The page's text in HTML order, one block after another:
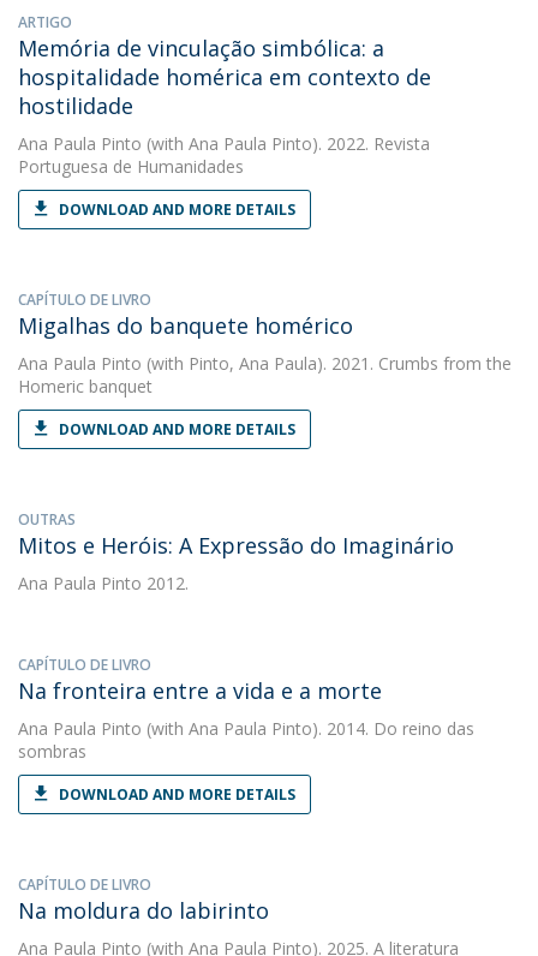
ARTIGO
Memória de vinculação simbólica: a
hospitalidade homérica em contexto de
hostilidade
Ana Paula Pinto (with Ana Paula Pinto). 2022. Revista
Portuguesa de Humanidades
DOWNLOAD AND MORE DETAILS
CAPÍTULO DE LIVRO
Migalhas do banquete homérico
Ana Paula Pinto (with Pinto, Ana Paula). 2021. Crumbs from the
Homeric banquet
DOWNLOAD AND MORE DETAILS
OUTRAS
Mitos e Heróis: A Expressão do Imaginário
Ana Paula Pinto 2012.
CAPÍTULO DE LIVRO
Na fronteira entre a vida e a morte
Ana Paula Pinto (with Ana Paula Pinto). 2014. Do reino das
sombras
DOWNLOAD AND MORE DETAILS
CAPÍTULO DE LIVRO
Na moldura do labirinto
Ana Paula Pinto (with Ana Paula Pinto). 2025. A literatura